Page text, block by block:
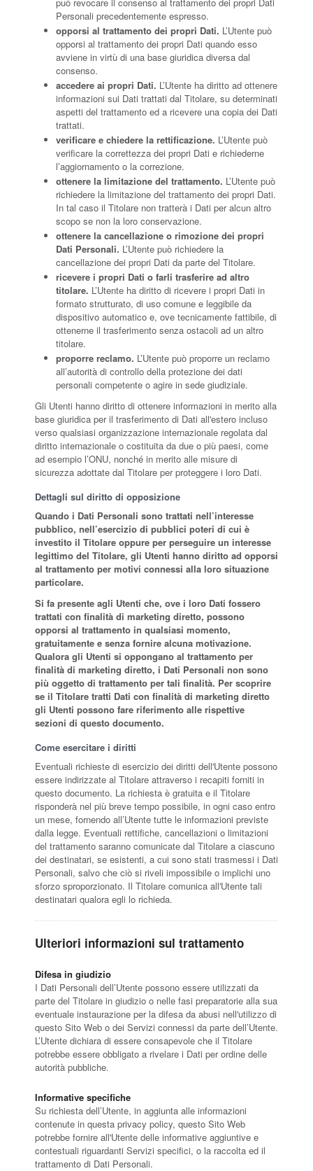
Personali precedentemente espresso.
opporsi al trattamento dei propri Dati. L’Utente può
opporsi al trattamento dei propri Dati quando esso
avviene in virtù di una base giuridica diversa dal
consenso.
accedere ai propri Dati. L’Utente ha diritto ad ottenere
informazioni sui Dati trattati dal Titolare, su determinati
aspetti del trattamento ed a ricevere una copia dei Dati
trattati.
verificare e chiedere la rettificazione. L’Utente può
verificare la correttezza dei propri Dati e richiederne
l’aggiornamento o la correzione.
ottenere la limitazione del trattamento. L’Utente può
richiedere la limitazione del trattamento dei propri Dati.
In tal caso il Titolare non tratterà i Dati per alcun altro
scopo se non la loro conservazione.
ottenere la cancellazione o rimozione dei propri
Dati Personali. L’Utente può richiedere la
cancellazione dei propri Dati da parte del Titolare.
ricevere i propri Dati o farli trasferire ad altro
titolare. L’Utente ha diritto di ricevere i propri Dati in
formato strutturato, di uso comune e leggibile da
dispositivo automatico e, ove tecnicamente fattibile, di
ottenerne il trasferimento senza ostacoli ad un altro
titolare.
proporre reclamo. L’Utente può proporre un reclamo
all’autorità di controllo della protezione dei dati
personali competente o agire in sede giudiziale.
Gli Utenti hanno diritto di ottenere informazioni in merito alla
base giuridica per il trasferimento di Dati all'estero incluso
verso qualsiasi organizzazione internazionale regolata dal
diritto internazionale o costituita da due o più paesi, come
ad esempio l’ONU, nonché in merito alle misure di
sicurezza adottate dal Titolare per proteggere i loro Dati.
Dettagli sul diritto di opposizione
Quando i Dati Personali sono trattati nell’interesse
pubblico, nell’esercizio di pubblici poteri di cui è
investito il Titolare oppure per perseguire un interesse
legittimo del Titolare, gli Utenti hanno diritto ad opporsi
al trattamento per motivi connessi alla loro situazione
particolare.
Si fa presente agli Utenti che, ove i loro Dati fossero
trattati con finalità di marketing diretto, possono
opporsi al trattamento in qualsiasi momento,
gratuitamente e senza fornire alcuna motivazione.
Qualora gli Utenti si oppongano al trattamento per
finalità di marketing diretto, i Dati Personali non sono
più oggetto di trattamento per tali finalità. Per scoprire
se il Titolare tratti Dati con finalità di marketing diretto
gli Utenti possono fare riferimento alle rispettive
sezioni di questo documento.
Come esercitare i diritti
Eventuali richieste di esercizio dei diritti dell'Utente possono
essere indirizzate al Titolare attraverso i recapiti forniti in
questo documento. La richiesta è gratuita e il Titolare
risponderà nel più breve tempo possibile, in ogni caso entro
un mese, fornendo all’Utente tutte le informazioni previste
dalla legge. Eventuali rettifiche, cancellazioni o limitazioni
del trattamento saranno comunicate dal Titolare a ciascuno
dei destinatari, se esistenti, a cui sono stati trasmessi i Dati
Personali, salvo che ciò si riveli impossibile o implichi uno
sforzo sproporzionato. Il Titolare comunica all'Utente tali
destinatari qualora egli lo richieda.
Ulteriori informazioni sul trattamento
Difesa in giudizio
I Dati Personali dell’Utente possono essere utilizzati da
parte del Titolare in giudizio o nelle fasi preparatorie alla sua
eventuale instaurazione per la difesa da abusi nell'utilizzo di
questo Sito Web o dei Servizi connessi da parte dell’Utente.
L’Utente dichiara di essere consapevole che il Titolare
potrebbe essere obbligato a rivelare i Dati per ordine delle
autorità pubbliche.
Informative specifiche
Su richiesta dell’Utente, in aggiunta alle informazioni
contenute in questa privacy policy, questo Sito Web
potrebbe fornire all'Utente delle informative aggiuntive e
contestuali riguardanti Servizi specifici, o la raccolta ed il
trattamento di Dati Personali.